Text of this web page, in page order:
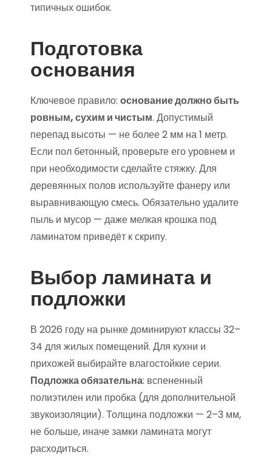
типичных ошибок.
Подготовка
основания
Ключевое правило: основание должно быть
ровным, сухим и чистым. Допустимый
перепад высоты — не более 2 мм на 1 метр.
Если пол бетонный, проверьте его уровнем и
при необходимости сделайте стяжку. Для
деревянных полов используйте фанеру или
выравнивающую смесь. Обязательно удалите
пыль и мусор — даже мелкая крошка под
ламинатом приведёт к скрипу.
Выбор ламината и
подложки
В 2026 году на рынке доминируют классы 32–
34 для жилых помещений. Для кухни и
прихожей выбирайте влагостойкие серии.
Подложка обязательна: вспененный
полиэтилен или пробка (для дополнительной
звукоизоляции). Толщина подложки — 2–3 мм,
не больше, иначе замки ламината могут
расходиться.